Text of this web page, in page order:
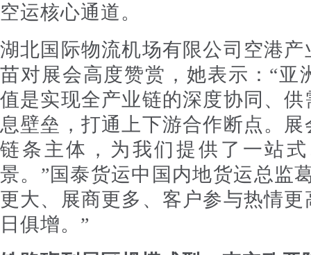
空运核心通道。
湖北国际物流机场有限公司空港
苗对展会高度赞赏，她表示：“亚
值是实现全产业链的深度协同、
息壁垒，打通上下游合作断点。
链条主体，为我们提供了一站
景。”国泰货运中国内地货运总监
更大、展商更多、客户参与热情
日俱增。”